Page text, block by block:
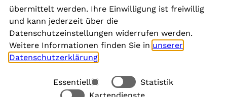
Social Media
Rechtliches
übermittelt werden. Ihre Einwilligung ist freiwillig
und kann jederzeit über die
Datenschutzeinstellungen widerrufen werden.
Weitere Informationen finden Sie in unserer
Datenschutzerklärung
Essentiell
Statistik